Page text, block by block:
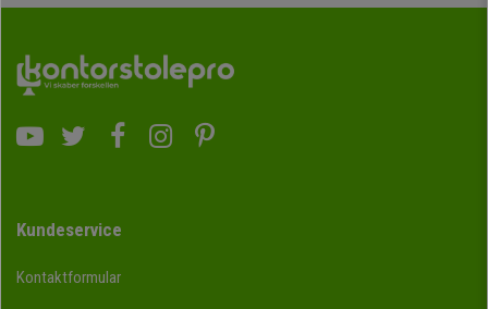
Kundeservice
Kontaktformular